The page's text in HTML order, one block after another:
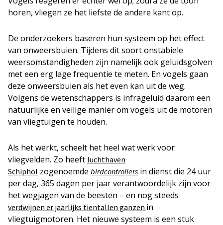
horen, vliegen ze het liefste de andere kant op.
De onderzoekers baseren hun systeem op het effect
van onweersbuien. Tijdens dit soort onstabiele
weersomstandigheden zijn namelijk ook geluidsgolven
met een erg lage frequentie te meten. En vogels gaan
deze onweersbuien als het even kan uit de weg.
Volgens de wetenschappers is infrageluid daarom een
natuurlijke en veilige manier om vogels uit de motoren
van vliegtuigen te houden.
Als het werkt, scheelt het heel wat werk voor
vliegvelden. Zo heeft luchthaven
Schiphol zogenoemde birdcontrollers in dienst die 24 uur
per dag, 365 dagen per jaar verantwoordelijk zijn voor
het wegjagen van de beesten – en nog steeds
verdwijnen er jaarlijks tientallen ganzen in
vliegtuigmotoren. Het nieuwe systeem is een stuk